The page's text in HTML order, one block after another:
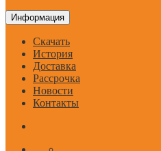
Информация
Скачать
История
Доставка
Рассрочка
Новости
Контакты